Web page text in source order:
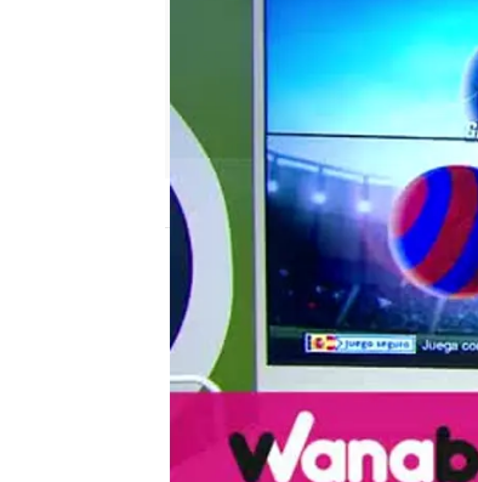
mega
Madrid
Publicado: 08 de junio de 2018,
el chiringuito wanabet